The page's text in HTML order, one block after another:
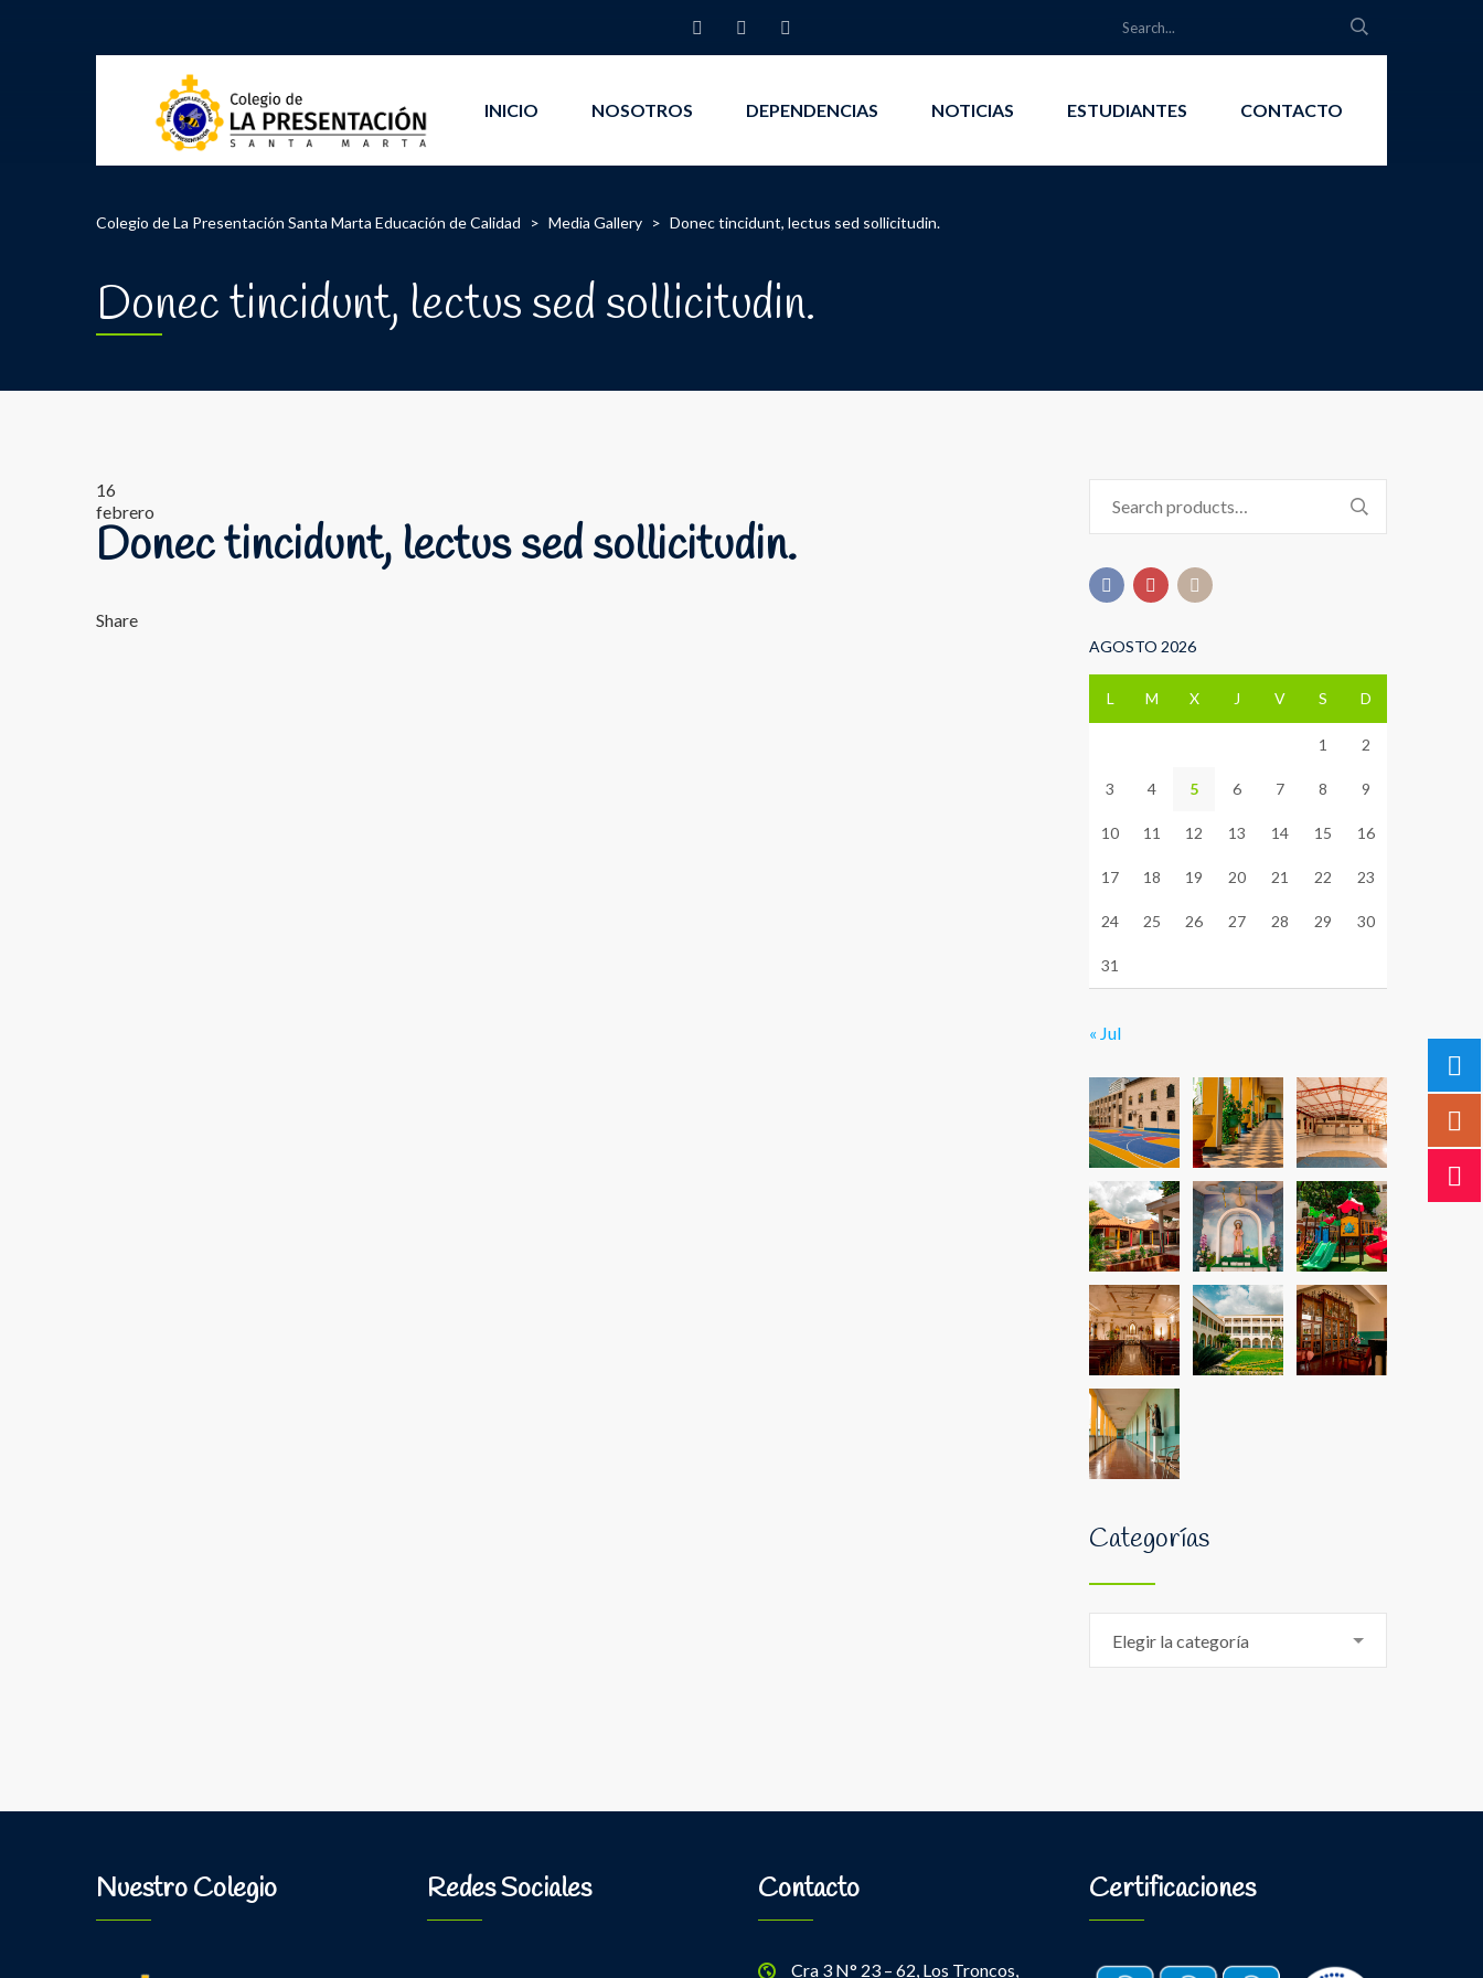
INICIO NOSOTROS DEPENDENCIAS NOTICIAS ESTUDIANTES CONTACTO
Colegio de La Presentación Santa Marta Educación de Calidad > Media Gallery > Donec tincidunt, lectus sed sollicitudin.
Donec tincidunt, lectus sed sollicitudin.
16
febrero
Donec tincidunt, lectus sed sollicitudin.
Share
for:
AGOSTO 2026
L M X J V S D
1 2
3 4 5 6 7 8 9
10 11 12 13 14 15 16
17 18 19 20 21 22 23
24 25 26 27 28 29 30
31
« Jul
Categorías
Elegir la categoría
Nuestro Colegio Redes Sociales Contacto
Cra 3 N° 23 – 62, Los Troncos,
Certificaciones